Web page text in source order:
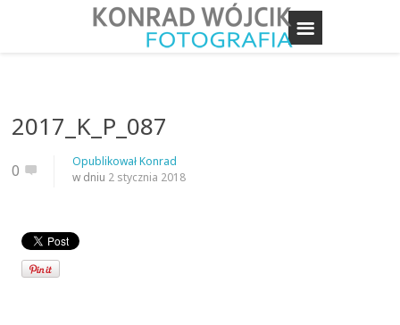
2017_K_P_087
0 OpublikowałKonrad
w dniu 2 stycznia 2018